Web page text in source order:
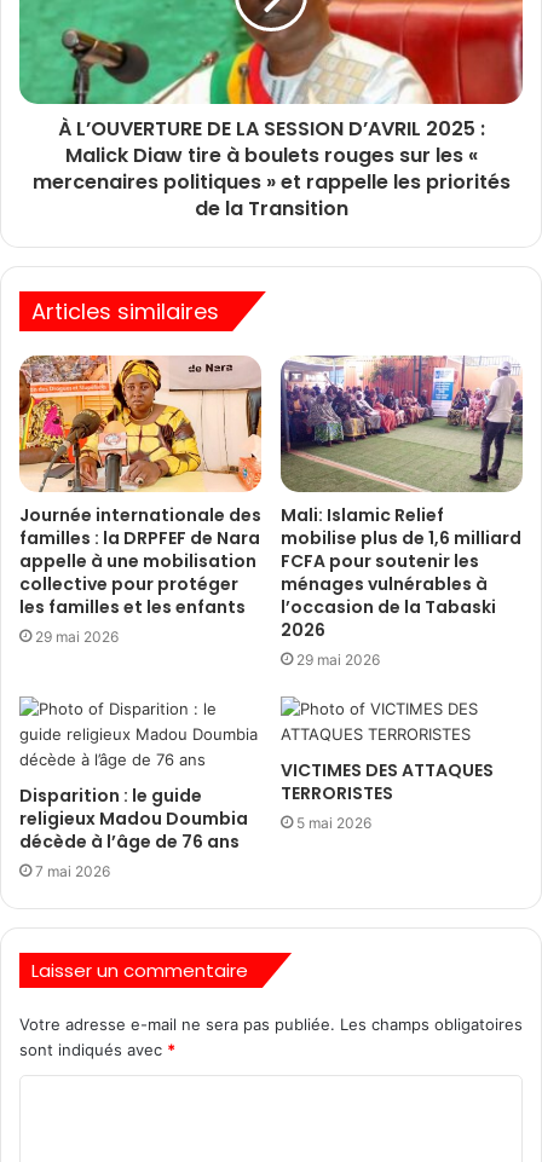
À L’OUVERTURE DE LA SESSION D’AVRIL 2025 :
Malick Diaw tire à boulets rouges sur les «
mercenaires politiques » et rappelle les priorités
de la Transition
Articles similaires
Journée internationale des
familles : la DRPFEF de Nara
appelle à une mobilisation
collective pour protéger
les familles et les enfants
29 mai 2026
Mali: Islamic Relief
mobilise plus de 1,6 milliard
FCFA pour soutenir les
ménages vulnérables à
l’occasion de la Tabaski
2026
29 mai 2026
Disparition : le guide
religieux Madou Doumbia
décède à l’âge de 76 ans
7 mai 2026
VICTIMES DES ATTAQUES
TERRORISTES
5 mai 2026
Laisser un commentaire
Votre adresse e-mail ne sera pas publiée. Les champs obligatoires
sont indiqués avec *